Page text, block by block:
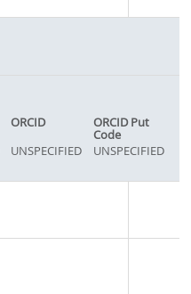
ORCID ORCID Put
Code
UNSPECIFIED UNSPECIFIED